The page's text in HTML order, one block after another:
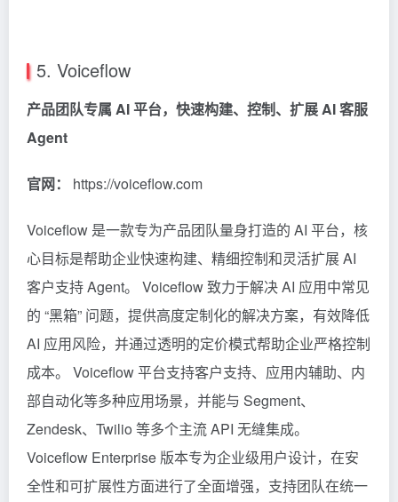
5. Voiceflow
产品团队专属 AI 平台，快速构建、控制、扩展 AI 客服
Agent
官网： https://voiceflow.com
Voiceflow 是一款专为产品团队量身打造的 AI 平台，核
心目标是帮助企业快速构建、精细控制和灵活扩展 AI
客户支持 Agent。 Voiceflow 致力于解决 AI 应用中常见
的 “黑箱” 问题，提供高度定制化的解决方案，有效降低
AI 应用风险，并通过透明的定价模式帮助企业严格控制
成本。 Voiceflow 平台支持客户支持、应用内辅助、内
部自动化等多种应用场景，并能与 Segment、
Zendesk、Twilio 等多个主流 API 无缝集成。
Voiceflow Enterprise 版本专为企业级用户设计，在安
全性和可扩展性方面进行了全面增强，支持团队在统一